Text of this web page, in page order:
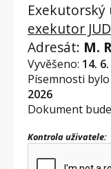
Exekutorský
exekutor
Adresát: M.
Vyvěšeno: 14.
Písemnosti
2026
Dokument
Kontrola uživatele: